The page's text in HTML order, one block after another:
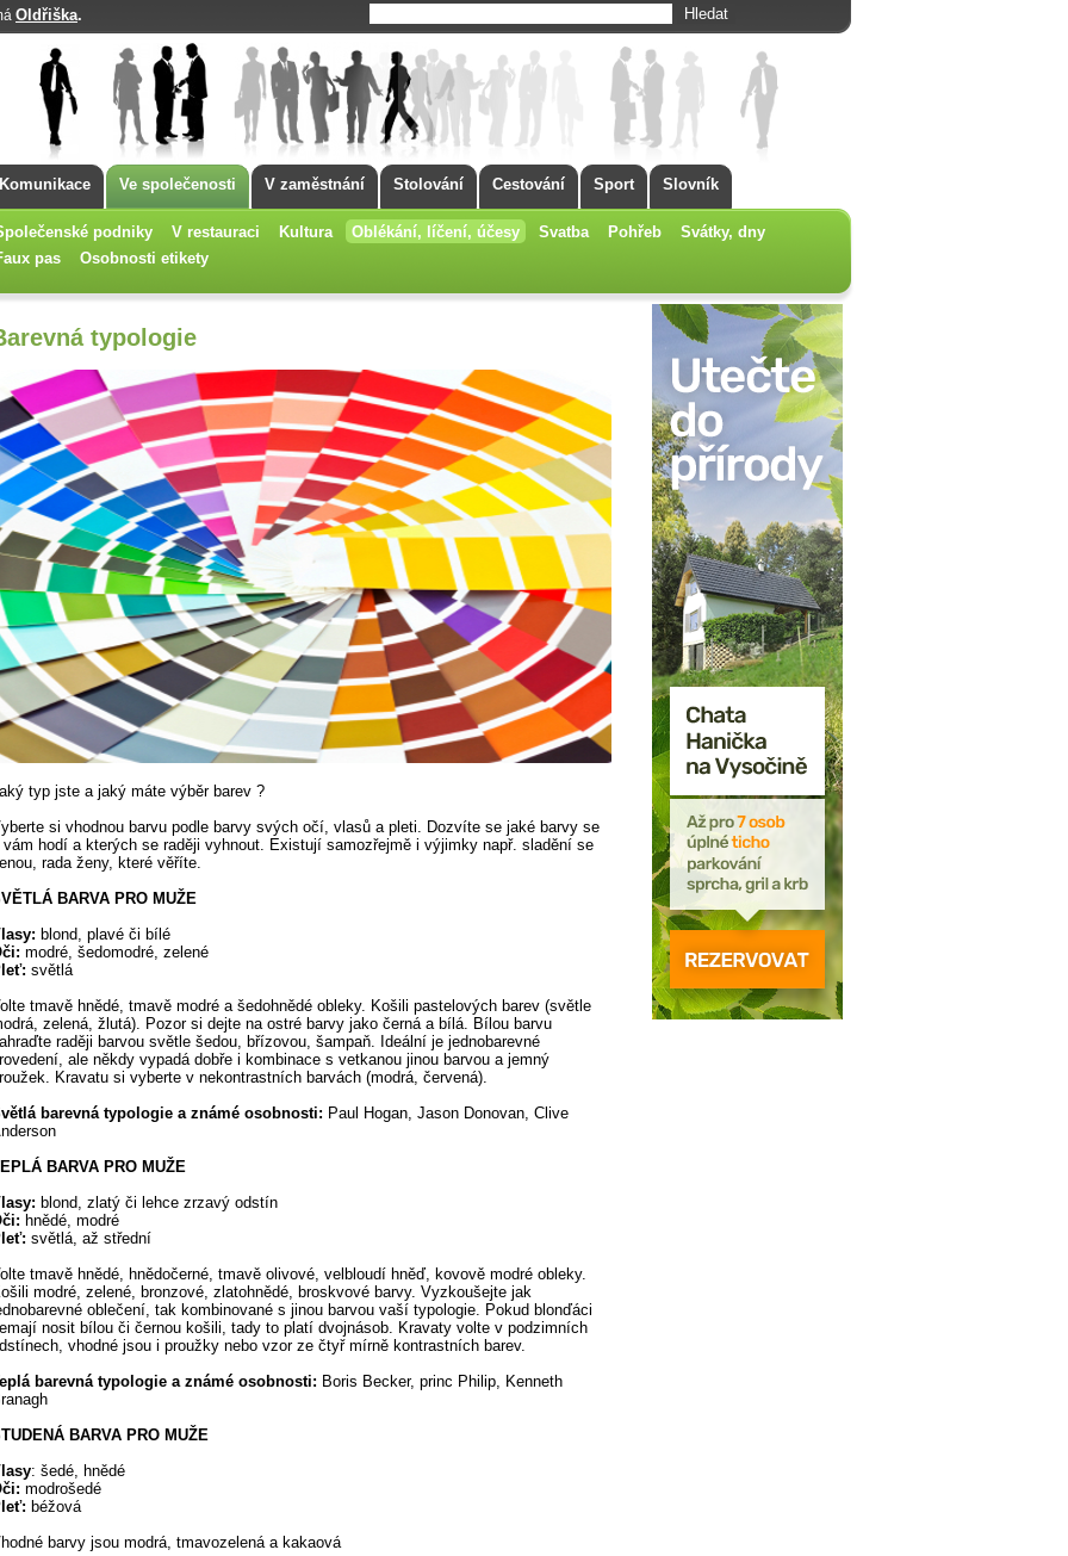
Oldřiška.
Komunikace Ve společenosti V zaměstnání Stolování Cestování Sport Slovník
podniky V restauraci Kultura Oblékání, líčení, účesy Svatba Pohřeb
Svátky, dny
pas
Osobnosti etikety
typologie
typ jste a jaký máte výběr barev ?
si vhodnou barvu podle barvy svých očí, vlasů a pleti. Dozvíte se jaké barvy se
vám hodí a kterých se raději vyhnout. Existují samozřejmě i výjimky např. sladění se
rada ženy, které věříte.
BARVA PRO MUŽE
blond, plavé či bílé
modré, šedomodré, zelené
světlá
tmavě hnědé, tmavě modré a šedohnědé obleky. Košili pastelových barev (světle
zelená, žlutá). Pozor si dejte na ostré barvy jako černá a bílá. Bílou barvu
raději barvou světle šedou, břízovou, šampaň. Ideální je jednobarevné
ale někdy vypadá dobře i kombinace s vetkanou jinou barvou a jemný
Kravatu si vyberte v nekontrastních barvách (modrá, červená).
barevná typologie a známé osobnosti: Paul Hogan, Jason Donovan, Clive
BARVA PRO MUŽE
blond, zlatý či lehce zrzavý odstín
hnědé, modré
světlá, až střední
tmavě hnědé, hnědočerné, tmavě olivové, velbloudí hněď, kovově modré obleky.
modré, zelené, bronzové, zlatohnědé, broskvové barvy. Vyzkoušejte jak
oblečení, tak kombinované s jinou barvou vaší typologie. Pokud blonďáci
nosit bílou či černou košili, tady to platí dvojnásob. Kravaty volte v podzimních
vhodné jsou i proužky nebo vzor ze čtyř mírně kontrastních barev.
barevná typologie a známé osobnosti: Boris Becker, princ Philip, Kenneth
BARVA PRO MUŽE
: šedé, hnědé
modrošedé
béžová
barvy jsou modrá, tmavozelená a kakaová